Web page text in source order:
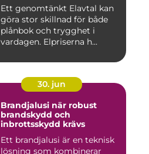
Ett genomtänkt Elavtal kan
göra stor skillnad för både
plånbok och trygghet i
vardagen. Elpriserna h...
30. jun
Brandjalusi när robust
brandskydd och
inbrottsskydd krävs
Ett brandjalusi är en teknisk
lösning som kombinerar